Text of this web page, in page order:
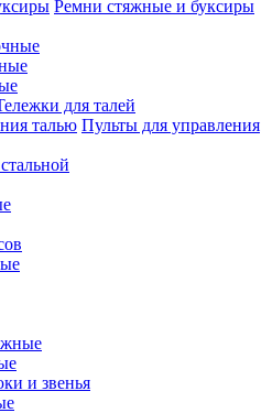
Ремни стяжные и буксиры
для талей
Пульты для управления
и звенья